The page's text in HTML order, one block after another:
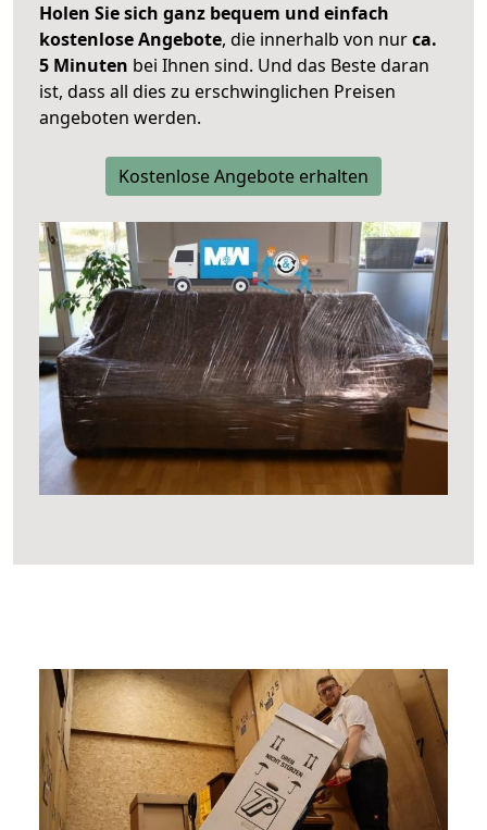
Holen Sie sich ganz bequem und einfach
kostenlose Angebote, die innerhalb von nurca.
5 Minuten bei Ihnen sind. Und das Beste daran
ist, dass all dies zu erschwinglichen Preisen
angeboten werden.
Kostenlose Angebote erhalten